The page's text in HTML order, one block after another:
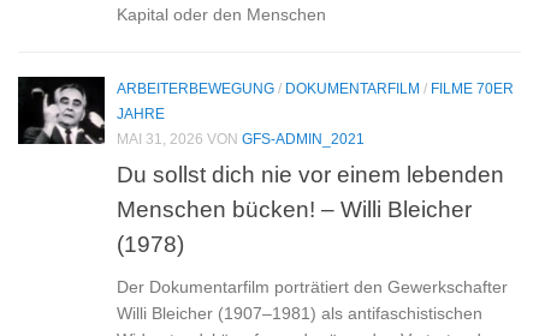
Kapital oder den Menschen
ARBEITERBEWEGUNG / DOKUMENTARFILM / FILME 70ER
JAHRE
MAI 31, 2026 VON GFS-ADMIN_2021
Du sollst dich nie vor einem lebenden
Menschen bücken! – Willi Bleicher
(1978)
Der Dokumentarfilm porträtiert den Gewerkschafter
Willi Bleicher (1907–1981) als antifaschistischen